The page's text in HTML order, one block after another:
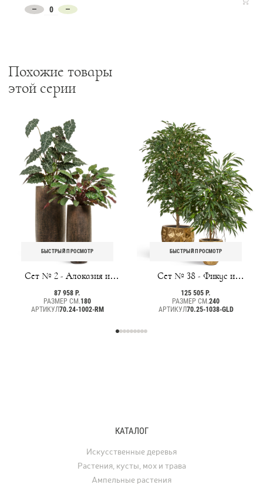
Похожие товары
этой серии
БЫСТРЫЙ ПРОСМОТР
Сет № 2 - Алоказия и
Калатея в кашпо Treez
Effectory Metal
87 958 Р.
РАЗМЕР СМ.180
АРТИКУЛ70.24-1002-RM
БЫСТРЫЙ ПРОСМОТР
Сет № 38 - Фикус и
Лонгифолия в кашпо Treez
Effectory Metal Design
Crumple Сусальное золото
125 505 Р.
РАЗМЕР СМ.240
АРТИКУЛ70.25-1038-GLD
КАТАЛОГ
Искусственные деревья
Растения, кусты, мох и трава
Ампельные растения